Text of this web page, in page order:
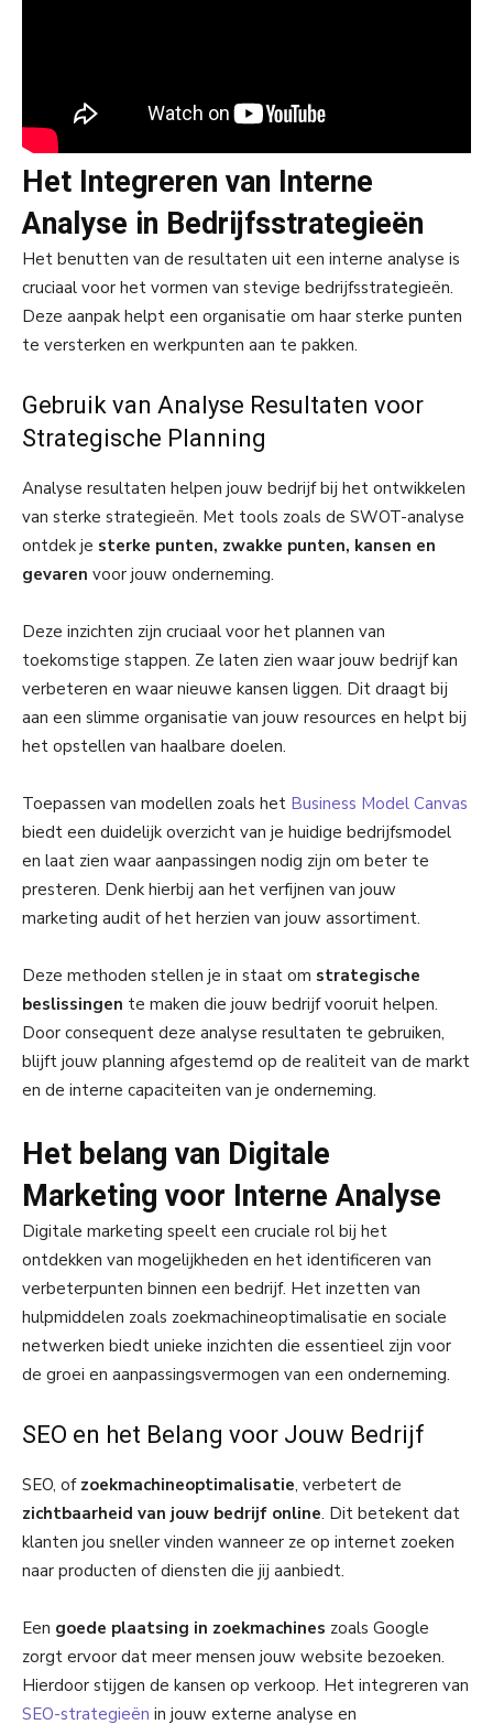
Het Integreren van Interne
Analyse in Bedrijfsstrategieën
Het benutten van de resultaten uit een interne analyse is
cruciaal voor het vormen van stevige bedrijfsstrategieën.
Deze aanpak helpt een organisatie om haar sterke punten
te versterken en werkpunten aan te pakken.
Gebruik van Analyse Resultaten voor
Strategische Planning
Analyse resultaten helpen jouw bedrijf bij het ontwikkelen
van sterke strategieën. Met tools zoals de SWOT-analyse
ontdek je sterke punten, zwakke punten, kansen en
gevaren voor jouw onderneming.
Deze inzichten zijn cruciaal voor het plannen van
toekomstige stappen. Ze laten zien waar jouw bedrijf kan
verbeteren en waar nieuwe kansen liggen. Dit draagt bij
aan een slimme organisatie van jouw resources en helpt bij
het opstellen van haalbare doelen.
Toepassen van modellen zoals het Business Model Canvas
biedt een duidelijk overzicht van je huidige bedrijfsmodel
en laat zien waar aanpassingen nodig zijn om beter te
presteren. Denk hierbij aan het verfijnen van jouw
marketing audit of het herzien van jouw assortiment.
Deze methoden stellen je in staat om strategische
beslissingen te maken die jouw bedrijf vooruit helpen.
Door consequent deze analyse resultaten te gebruiken,
blijft jouw planning afgestemd op de realiteit van de markt
en de interne capaciteiten van je onderneming.
Het belang van Digitale
Marketing voor Interne Analyse
Digitale marketing speelt een cruciale rol bij het
ontdekken van mogelijkheden en het identificeren van
verbeterpunten binnen een bedrijf. Het inzetten van
hulpmiddelen zoals zoekmachineoptimalisatie en sociale
netwerken biedt unieke inzichten die essentieel zijn voor
de groei en aanpassingsvermogen van een onderneming.
SEO en het Belang voor Jouw Bedrijf
SEO, of zoekmachineoptimalisatie, verbetert de
zichtbaarheid van jouw bedrijf online. Dit betekent dat
klanten jou sneller vinden wanneer ze op internet zoeken
naar producten of diensten die jij aanbiedt.
Een goede plaatsing in zoekmachines zoals Google
zorgt ervoor dat meer mensen jouw website bezoeken.
Hierdoor stijgen de kansen op verkoop. Het integreren van
SEO-strategieën in jouw externe analyse en